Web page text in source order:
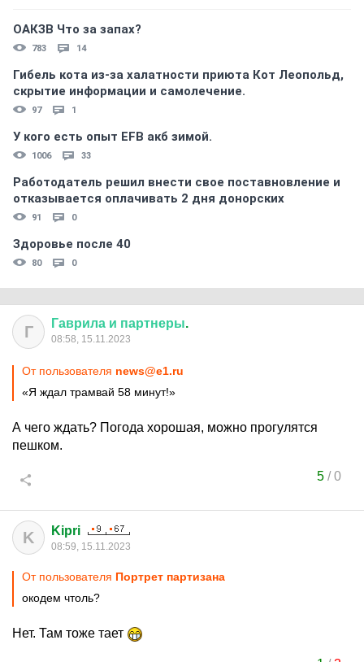
ОАКЗВ Что за запах?
783 14
Гибель кота из-за халатности приюта Кот Леопольд,
скрытиe информации и самолечение.
97 1
У кого есть опыт EFB акб зимой.
1006 33
Работодатель решил внести свое поставновление и
отказывается оплачивать 2 дня донорских
91 0
Здоровье после 40
80 0
Г Гаврила и партнеры.
08:58, 15.11.2023
От пользователя news@e1.ru
«Я ждал трамвай 58 минут!»
А чего ждать? Погода хорошая, можно прогулятся
пешком.
5/0
K Kipri
08:59, 15.11.2023
От пользователя Портрет партизана
окодем чтоль?
Нет. Там тоже тает